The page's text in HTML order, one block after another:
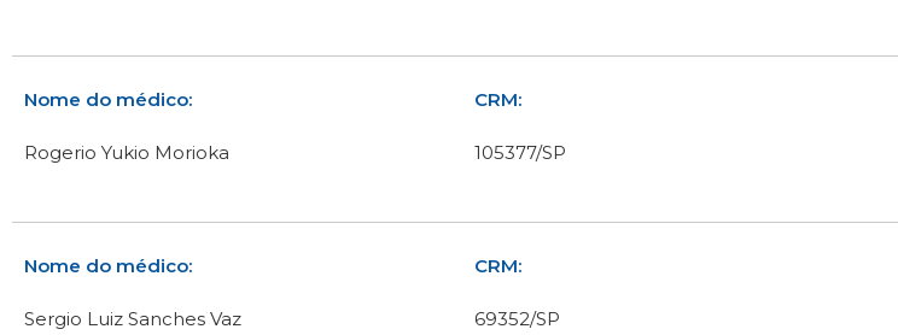
Nome do médico:
Rogerio Yukio Morioka
CRM:
105377/SP
Nome do médico:
Sergio Luiz Sanches Vaz
CRM:
69352/SP